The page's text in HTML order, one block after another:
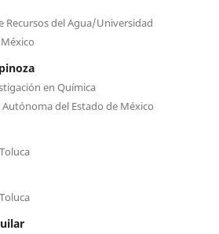
Recursos del Agua/Universidad
en Química
del Estado de México